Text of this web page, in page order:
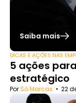
Saiba mais
DICAS E AÇÕES NAS
5 ações
estratégico
PorSó Marcas • 22